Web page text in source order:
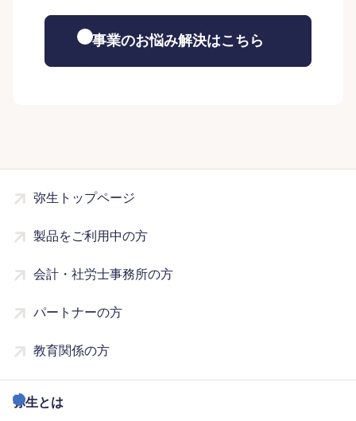
事業のお悩み解決はこちら
弥生トップページ
製品をご利用中の方
会計・社労士事務所の方
パートナーの方
教育関係の方
弥生とは